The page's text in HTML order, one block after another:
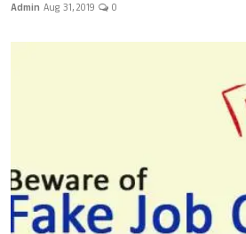
Admin Aug 31, 2019 0